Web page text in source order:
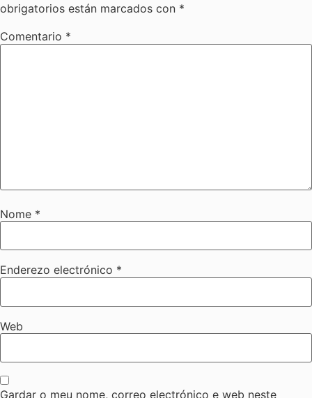
obrigatorios están marcados con *
Comentario *
Nome *
Enderezo electrónico *
Web
Gardar o meu nome, correo electrónico e web neste